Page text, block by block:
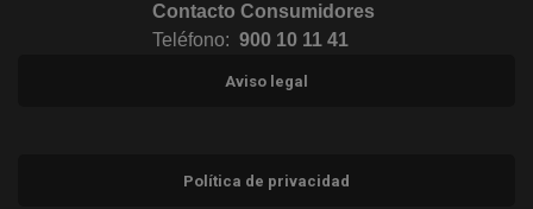
Contacto Consumidores
Teléfono: 900 10 11 41
Aviso legal
Política de privacidad